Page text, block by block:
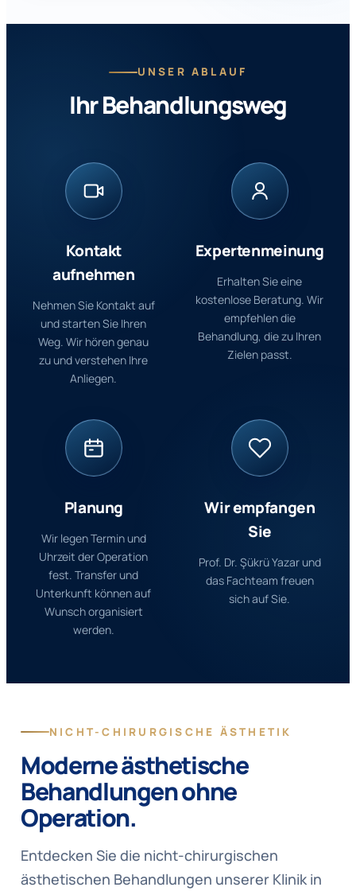
UNSER ABLAUF
Ihr Behandlungsweg
Kontakt
aufnehmen
Nehmen Sie Kontakt auf
und starten Sie Ihren
Weg. Wir hören genau
zu und verstehen Ihre
Anliegen.
Expertenmeinung
Erhalten Sie eine
kostenlose Beratung. Wir
empfehlen die
Behandlung, die zu Ihren
Zielen passt.
Planung
Wir legen Termin und
Uhrzeit der Operation
fest. Transfer und
Unterkunft können auf
Wunsch organisiert
werden.
Wir empfangen
Sie
Prof. Dr. Şükrü Yazar und
das Fachteam freuen
sich auf Sie.
NICHT-CHIRURGISCHE ÄSTHETIK
Moderne ästhetische
Behandlungen ohne
Operation.
Entdecken Sie die nicht-chirurgischen
ästhetischen Behandlungen unserer Klinik in